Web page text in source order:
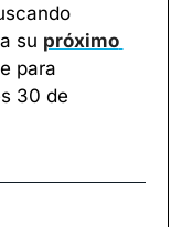
su próximo
para
30 de